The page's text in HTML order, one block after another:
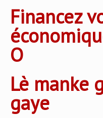
Financez
O
Lè manke
gaye